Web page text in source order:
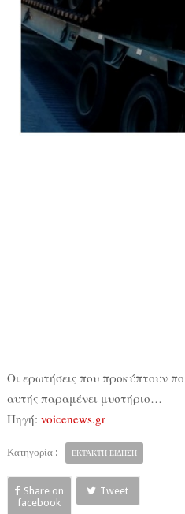
Οι ερωτήσεις που προκύπτουν
αυτής παραμένει μυστήριο…
Πηγή: voicenews.gr
Κατηγορία : ΕΚΤΑΚΤΗ ΕΙΔΗΣΗ
Share on
facebook
Tweet